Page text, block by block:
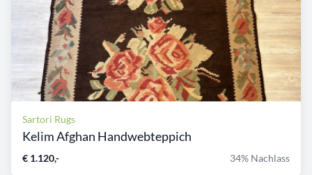
Sartori Rugs
Kelim Afghan Handwebteppich
€ 1.120,- 34% Nachlass